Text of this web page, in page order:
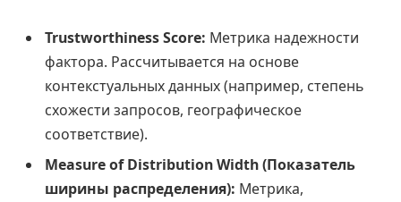
Trustworthiness Score: Метрика надежности
фактора. Рассчитывается на основе
контекстуальных данных (например, степень
схожести запросов, географическое
соответствие).
Measure of Distribution Width (Показатель
ширины распределения): Метрика,